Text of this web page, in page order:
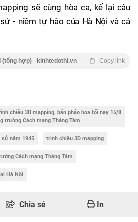
sẽ cùng hòa ca, kể lại câu
- niềm tự hào của Hà Nội và cả
(tổng hợp) - kinhtedothi.vn Copy link
chiếu 3D mapping, bắn pháo hoa tối nay 15/8
trường Cách mạng Tháng Tám
năm 1945 trình chiếu 3D mapping
Cách mạng Tháng Tám
Hà Nội
Chia sẻ In